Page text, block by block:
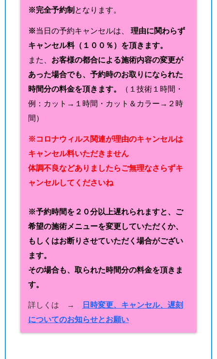
※完全予約制 となります。
※当日の予約キャンセルは、 理由に関わらず
キャンセル料（１００％）を頂きます。
また、 お客様の都合による施術内容の変更が
あった場合でも、予約時のお取りになられた
時間分の料金を頂きます。
（１技術１時間・
例：カット→１時間・カット＆カラー→２時
間）
※コロナウィルス関連が理由のキャンセルは
キャンセル料いただきません
体調不良などありましたらご無理なさらずキ
ャンセルしてくださいね
※予約時間を２０分以上遅れられますと、ご
希望の施術メニューを変更していただくか、
もしくはお断りさせていただく場合がござい
ます。
その場合も、取られた時間分の料金を頂きま
す。
詳しくは →
日時変更、キャンセル、遅刻
についてのお知らせとお願い